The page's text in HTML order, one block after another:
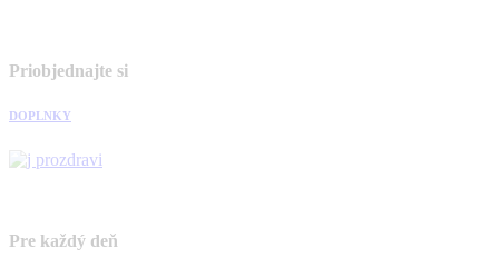
Priobjednajte si
DOPLNKY
Pre každý deň